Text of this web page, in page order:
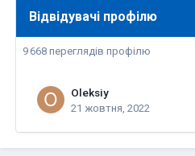
Відвідувачі профілю
9 668 переглядів профілю
Oleksiy
21 жовтня, 2022